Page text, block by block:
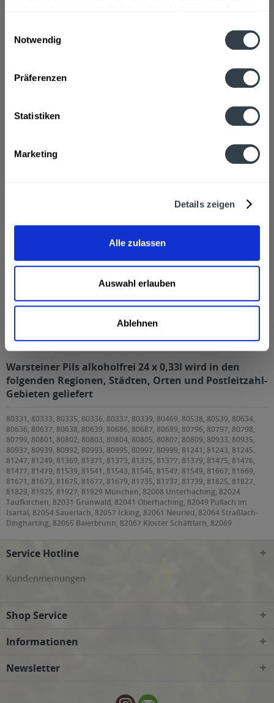
Notwendig
Präferenzen
Statistiken
Marketing
Details zeigen
Alle zulassen
Auswahl erlauben
Ablehnen
Brennwert 27 kcal / 113 kJ Fett 0 g davon gesättigte
Fettsäuren 0 g Kohlenhydrate...
Ähnliche Artikel
Warsteiner Pils alkoholfrei 24 x 0,33l
Warsteiner Pils alkoholfrei 24 x 0,33l wird in den
folgenden Regionen, Städten, Orten und Postleitzahl-
Gebieten geliefert
80331, 80333, 80335, 80336, 80337, 80339, 80469, 80538, 80539, 80634,
80636, 80637, 80638, 80639, 80686, 80687, 80689, 80796, 80797, 80798,
80799, 80801, 80802, 80803, 80804, 80805, 80807, 80809, 80933, 80935,
80937, 80939, 80992, 80993, 80995, 80997, 80999, 81241, 81243, 81245,
81247, 81249, 81369, 81371, 81373, 81375, 81377, 81379, 81475, 81476,
81477, 81479, 81539, 81541, 81543, 81545, 81547, 81549, 81667, 81669,
81671, 81673, 81675, 81677, 81679, 81735, 81737, 81739, 81825, 81827,
81829, 81925, 81927, 81929 München, 82008 Unterhaching, 82024
Taufkirchen, 82031 Grünwald, 82041 Oberhaching, 82049 Pullach im
Isartal, 82054 Sauerlach, 82057 Icking, 82061 Neuried, 82064 Straßlach-
Dingharting, 82065 Baierbrunn, 82067 Kloster Schäftlarn, 82069
82205 Gilching, 82234 Weßling, 82319 Starnberg, 82327 Tutzing, 82335
82377 Penzberg, 82515 Wolfratshausen, 82538 Geretsried, 82541
Münsing, 82544 Egling, 82547 Eurasburg, 82549 Königsdorf, 83022, 83024,
Tuntenhausen, 83109 Großkarolinenfeld, 83550 Emmering, 83553
Vogtareuth, 83607 Holzkirchen, 83620 Feldkirchen-Westerham, 83623
Dietramszell, 83624 Otterfing, 83626 Valley, 83627 Warngau, 83629
am Tegernsee, 83714 Miesbach, 83737 Irschenberg, 85221 Dachau, 85232
Erding, 85445 Oberding, 85452 Moosinning, 85457 Wörth, 85464 Finsing,
Service Hotline
Kundenmeinungen
Shop Service
Informationen
Newsletter